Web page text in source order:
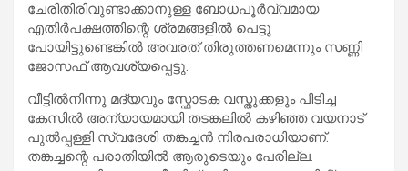
ചേരിതിരിവുണ്ടാക്കാനുള്ള ബോധപൂർവ്വമായ
എതിർപക്ഷത്തിന്റെ ശ്രമങ്ങളിൽ പെട്ടു
പോയിട്ടുണ്ടെങ്കിൽ അവരത് തിരുത്തണമെന്നും സണ്ണി
ജോസഫ് ആവശ്യപ്പെട്ടു.
വീട്ടില്‍നിന്നു മദ്യവും സ്ഫോടക വസ്തുക്കളും പിടിച്ച
കേസില്‍ അന്യായമായി തടങ്കലില്‍ കഴിഞ്ഞ വയനാട്
പുൽപ്പള്ളി സ്വദേശി തങ്കച്ചൻ നിരപരാധിയാണ്.
തങ്കച്ചന്റെ പരാതിയിൽ ആരുടെയും പേരില്ല.